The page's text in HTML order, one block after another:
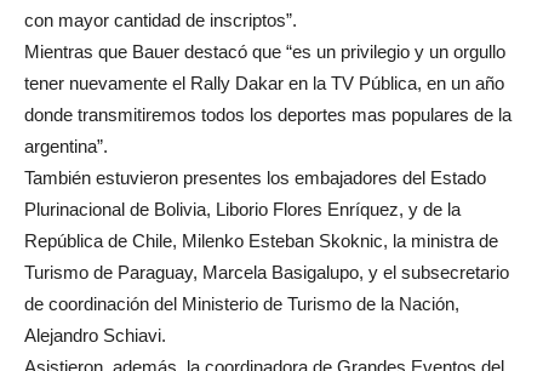
con mayor cantidad de inscriptos”.
Mientras que Bauer destacó que “es un privilegio y un orgullo
tener nuevamente el Rally Dakar en la TV Pública, en un año
donde transmitiremos todos los deportes mas populares de la
argentina”.
También estuvieron presentes los embajadores del Estado
Plurinacional de Bolivia, Liborio Flores Enríquez, y de la
República de Chile, Milenko Esteban Skoknic, la ministra de
Turismo de Paraguay, Marcela Basigalupo, y el subsecretario
de coordinación del Ministerio de Turismo de la Nación,
Alejandro Schiavi.
Asistieron, además, la coordinadora de Grandes Eventos del